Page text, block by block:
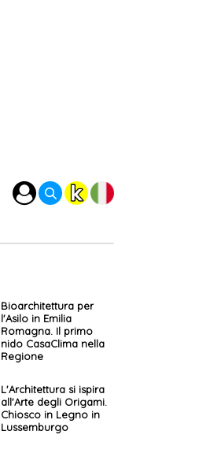
Bioarchitettura per
l'Asilo in Emilia
Romagna. Il primo
nido CasaClima nella
Regione
L'Architettura si ispira
all'Arte degli Origami.
Chiosco in Legno in
Lussemburgo